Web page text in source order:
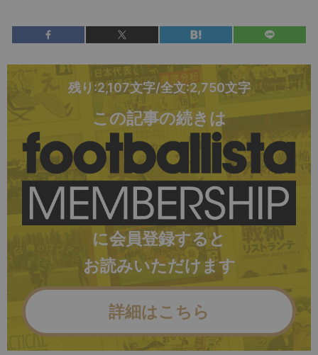
残り:2,107文字/全文:2,750文字
この記事の続きは
に会員登録すると
お読みいただけます
詳細はこちら